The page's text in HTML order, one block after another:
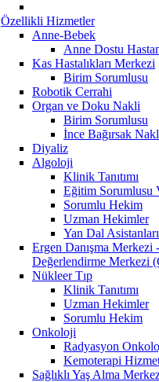
Özellikli Hizmetler
Anne-Bebek
Anne Dostu
Kas Hastalıkları Merkezi
Birim Sorumlusu
Robotik Cerrahi
Organ ve Doku Nakli
Birim Sorumlusu
İnce Bağırsak
Diyaliz
Algoloji
Klinik Tanıtımı
Eğitim Sorumlusu
Sorumlu Hekim
Uzman Hekimler
Yan Dal Asistanları
Ergen Danışma Merkezi
Değerlendirme Merkezi
Nükleer Tıp
Klinik Tanıtımı
Uzman Hekimler
Sorumlu Hekim
Onkoloji
Radyasyon
Kemoterapi
Sağlıklı Yaş Alma